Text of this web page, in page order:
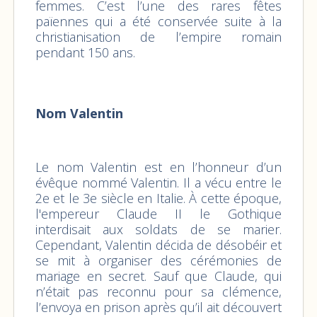
femmes. C’est l’une des rares fêtes
païennes qui a été conservée suite à la
christianisation de l’empire romain
pendant 150 ans.
Nom Valentin
Le nom Valentin est en l’honneur d’un
évêque nommé Valentin. Il a vécu entre le
2e et le 3e siècle en Italie. À cette époque,
l'empereur Claude II le Gothique
interdisait aux soldats de se marier.
Cependant, Valentin décida de désobéir et
se mit à organiser des cérémonies de
mariage en secret. Sauf que Claude, qui
n’était pas reconnu pour sa clémence,
l’envoya en prison après qu’il ait découvert